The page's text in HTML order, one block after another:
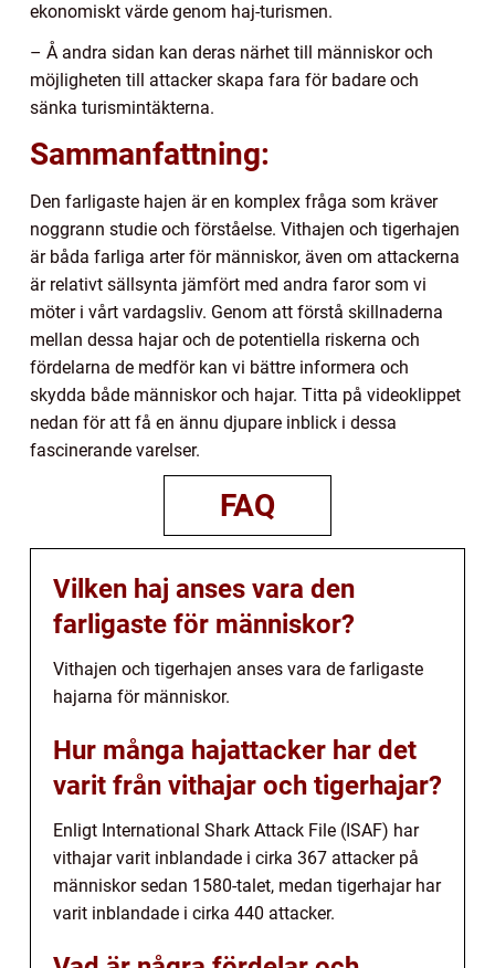
ekonomiskt värde genom haj-turismen.
– Å andra sidan kan deras närhet till människor och
möjligheten till attacker skapa fara för badare och
sänka turismintäkterna.
Sammanfattning:
Den farligaste hajen är en komplex fråga som kräver
noggrann studie och förståelse. Vithajen och tigerhajen
är båda farliga arter för människor, även om attackerna
är relativt sällsynta jämfört med andra faror som vi
möter i vårt vardagsliv. Genom att förstå skillnaderna
mellan dessa hajar och de potentiella riskerna och
fördelarna de medför kan vi bättre informera och
skydda både människor och hajar. Titta på videoklippet
nedan för att få en ännu djupare inblick i dessa
fascinerande varelser.
FAQ
Vilken haj anses vara den
farligaste för människor?
Vithajen och tigerhajen anses vara de farligaste
hajarna för människor.
Hur många hajattacker har det
varit från vithajar och tigerhajar?
Enligt International Shark Attack File (ISAF) har
vithajar varit inblandade i cirka 367 attacker på
människor sedan 1580-talet, medan tigerhajar har
varit inblandade i cirka 440 attacker.